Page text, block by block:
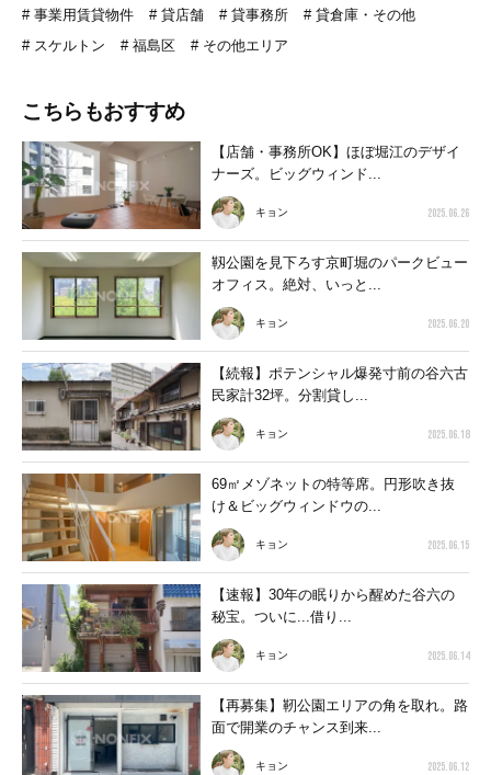
事業用賃貸物件
貸店舗 貸事務所
貸倉庫・その他
スケルトン
福島区 その他エリア
こちらもおすすめ
【店舗・事務所OK】ほぼ堀江のデザイ
ナーズ。ビッグウィンド...
キョン 2025.06.26
靱公園を見下ろす京町堀のパークビュー
オフィス。絶対、いっと...
キョン 2025.06.20
【続報】ポテンシャル爆発寸前の谷六古
民家計32坪。分割貸し...
キョン 2025.06.18
69㎡メゾネットの特等席。円形吹き抜
け＆ビッグウィンドウの...
キョン 2025.06.15
【速報】30年の眠りから醒めた谷六の
秘宝。ついに...借り...
キョン 2025.06.14
【再募集】靭公園エリアの角を取れ。路
面で開業のチャンス到来...
キョン 2025.06.12